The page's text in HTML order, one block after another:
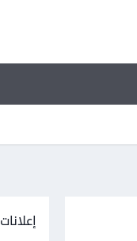
إعلانات